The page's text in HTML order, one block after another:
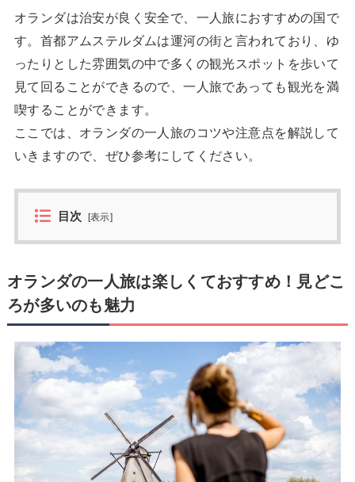
オランダは治安が良く安全で、一人旅におすすめの国で
す。首都アムステルダムは運河の街と言われており、ゆ
ったりとした雰囲気の中で多くの観光スポットを歩いて
見て回ることができるので、一人旅であっても観光を満
喫することができます。
ここでは、オランダの一人旅のコツや注意点を解説して
いきますので、ぜひ参考にしてください。
目次 [表示]
オランダの一人旅は楽しくておすすめ！見どこ
ろが多いのも魅力